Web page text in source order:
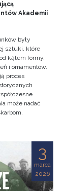
Akademii
były
sztuki, które
kątem formy,
i ornamentów.
proces
może nadać
3
marca
2026